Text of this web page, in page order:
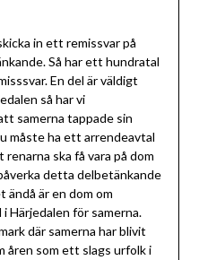
in ett remissvar på
Så har ett hundratal
En del är väldigt
så har vi
samerna tappade sin
måste ha ett arrendeavtal
ska få vara på dom
detta delbetänkande
ändå är en dom om
Härjedalen för samerna.
där samerna har blivit
åren som ett slags urfolk i